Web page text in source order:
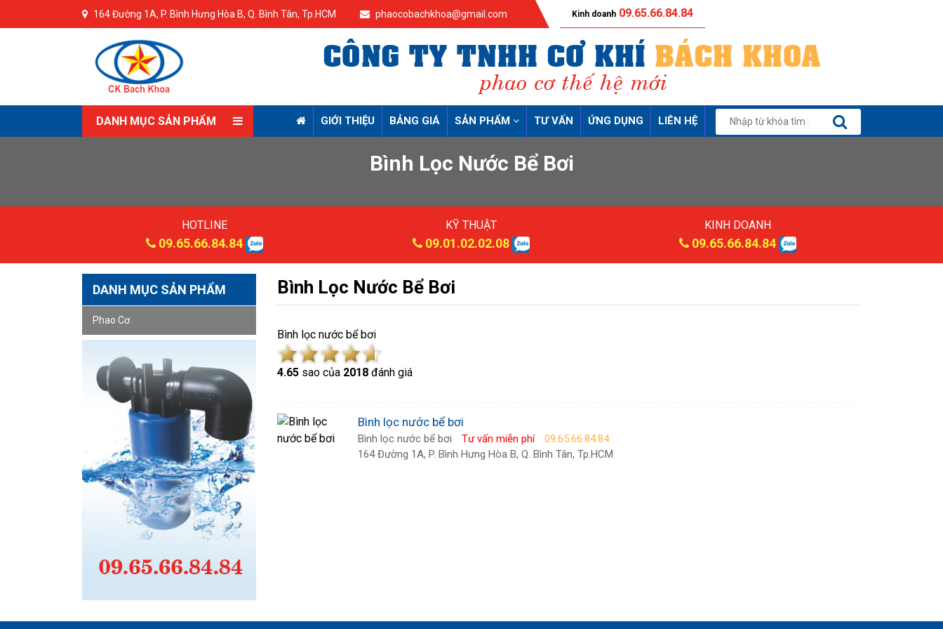
164 Đường 1A, P. Bình Hưng Hòa B, Q. Bình Tân, Tp.HCM phaocobachkhoa@gmail.com Kinh doanh 09.65.66.84.84
DANH MỤC SẢN PHẨM GIỚI THIỆU BẢNG GIÁ SẢN PHẨM TƯ VẤN ỨNG DỤNG LIÊN HỆ
Bình Lọc Nước Bể Bơi
HOTLINE
09.65.66.84.84
KỸ THUẬT
09.01.02.02.08
KINH DOANH
09.65.66.84.84
DANH MỤC SẢN PHẨM
Phao Cơ
Bình Lọc Nước Bể Bơi
Bình lọc nước bể bơi
4.65sao của 2018đánh giá
Bình lọc nước bể bơi
Bình lọc nước bể bơi Tư vấn miễn phí
09.65.66.84.84
164 Đường 1A, P. Bình Hưng Hòa B, Q. Bình Tân, Tp.HCM